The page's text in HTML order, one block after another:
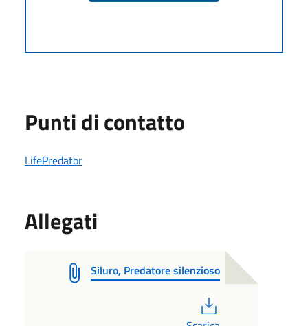
Punti di contatto
LifePredator
Allegati
Siluro, Predatore silenzioso